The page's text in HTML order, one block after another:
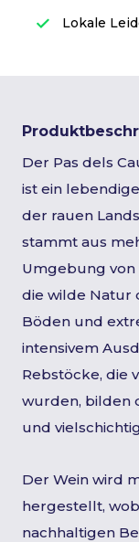
Lokale
Der Pas dels
ist ein
der rauen
stammt aus
Umgebung
die wilde Natur
Böden und
intensivem
Rebstöcke, die
wurden, bilden
und
Der Wein wird
hergestellt,
nachhaltigen